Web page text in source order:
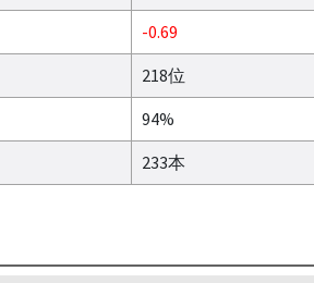
-0.69
218位
94%
233本